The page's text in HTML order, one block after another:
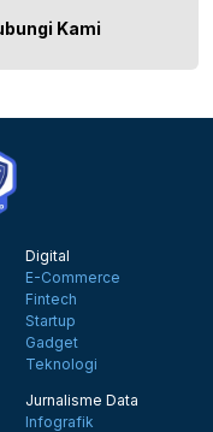
Kami
Digital
E-Commerce
Fintech
Startup
Gadget
Teknologi
Jurnalisme Data
Infografik